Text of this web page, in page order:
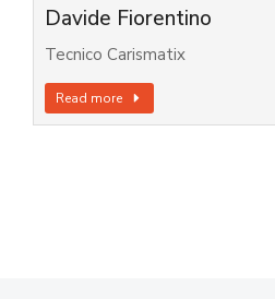
Davide Fiorentino
Tecnico Carismatix
Read more